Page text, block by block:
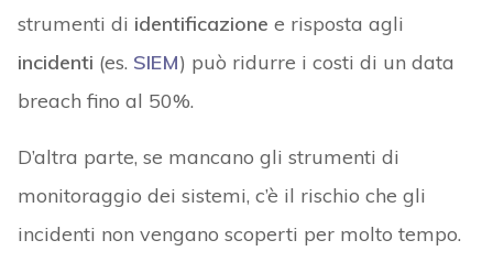
strumenti di identificazione e risposta agli
incidenti (es. SIEM) può ridurre i costi di un data
breach fino al 50%.
D’altra parte, se mancano gli strumenti di
monitoraggio dei sistemi, c’è il rischio che gli
incidenti non vengano scoperti per molto tempo.